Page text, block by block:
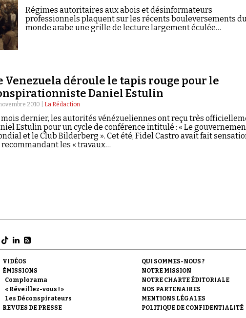
Régimes autoritaires aux abois et désinformateurs
professionnels plaquent sur les récents bouleversements du
monde arabe une grille de lecture largement éculée…
Venezuela déroule le tapis rouge pour le
Daniel Estulin
2010 | La Rédaction
mois dernier, les autorités vénézueliennes ont reçu très
Estulin pour un cycle de conférence intitulé : « Le
et le Club Bilderberg ». Cet été, Fidel Castro avait fait
recommandant les « travaux…
VIDÉOS
ÉMISSIONS
Complorama
« Réveillez-vous ! »
Les Déconspirateurs
REVUES DE PRESSE
QUI SOMMES-NOUS ?
NOTRE MISSION
NOTRE CHARTE ÉDITORIALE
NOS PARTENAIRES
MENTIONS LÉGALES
POLITIQUE DE CONFIDENTIALITÉ